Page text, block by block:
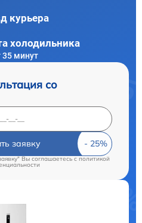
курьера
холодильника
35 минут
со
заявку
Вы соглашаетесь cполитикой